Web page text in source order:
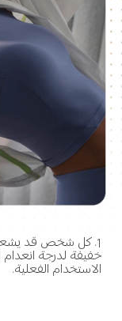
1. كل شخص قد
خفيفة لدرجة انعدام
الاستخدام الفعلية.